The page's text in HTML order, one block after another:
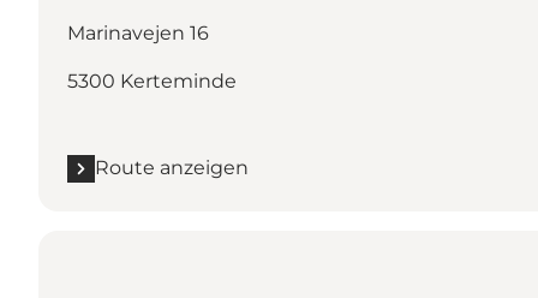
Marinavejen 16
5300 Kerteminde
Route anzeigen